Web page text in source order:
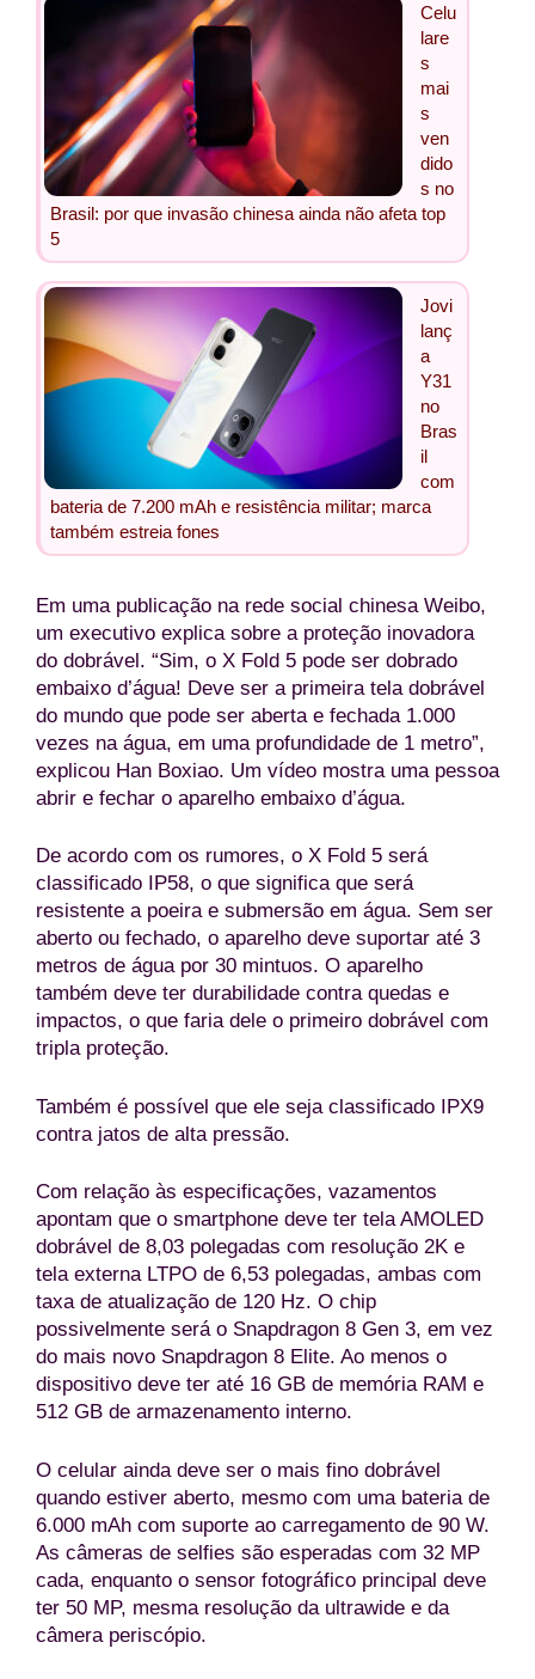
Celu
lare
s
mai
s
ven
dido
s no
Brasil: por que invasão chinesa ainda não afeta top
5
Jovi
lanç
a
Y31
no
Bras
il
com
bateria de 7.200 mAh e resistência militar; marca
também estreia fones
Em uma publicação na rede social chinesa Weibo,
um executivo explica sobre a proteção inovadora
do dobrável. “Sim, o X Fold 5 pode ser dobrado
embaixo d’água! Deve ser a primeira tela dobrável
do mundo que pode ser aberta e fechada 1.000
vezes na água, em uma profundidade de 1 metro”,
explicou Han Boxiao. Um vídeo mostra uma pessoa
abrir e fechar o aparelho embaixo d’água.
De acordo com os rumores, o X Fold 5 será
classificado IP58, o que significa que será
resistente a poeira e submersão em água. Sem ser
aberto ou fechado, o aparelho deve suportar até 3
metros de água por 30 mintuos. O aparelho
também deve ter durabilidade contra quedas e
impactos, o que faria dele o primeiro dobrável com
tripla proteção.
Também é possível que ele seja classificado IPX9
contra jatos de alta pressão.
Com relação às especificações, vazamentos
apontam que o smartphone deve ter tela AMOLED
dobrável de 8,03 polegadas com resolução 2K e
tela externa LTPO de 6,53 polegadas, ambas com
taxa de atualização de 120 Hz. O chip
possivelmente será o Snapdragon 8 Gen 3, em vez
do mais novo Snapdragon 8 Elite. Ao menos o
dispositivo deve ter até 16 GB de memória RAM e
512 GB de armazenamento interno.
O celular ainda deve ser o mais fino dobrável
quando estiver aberto, mesmo com uma bateria de
6.000 mAh com suporte ao carregamento de 90 W.
As câmeras de selfies são esperadas com 32 MP
cada, enquanto o sensor fotográfico principal deve
ter 50 MP, mesma resolução da ultrawide e da
câmera periscópio.